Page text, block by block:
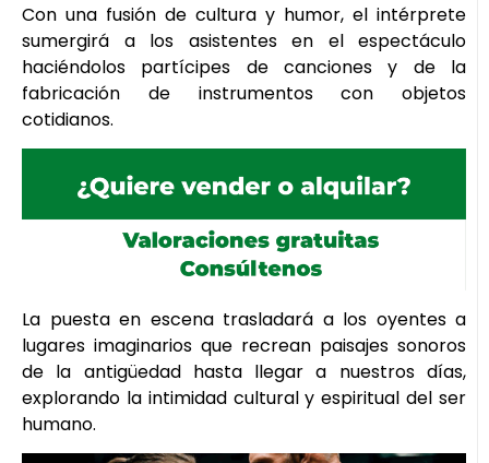
Con una fusión de cultura y humor, el intérprete
sumergirá a los asistentes en el espectáculo
haciéndolos partícipes de canciones y de la
fabricación de instrumentos con objetos
cotidianos.
La puesta en escena trasladará a los oyentes a
lugares imaginarios que recrean paisajes sonoros
de la antigüedad hasta llegar a nuestros días,
explorando la intimidad cultural y espiritual del ser
humano.